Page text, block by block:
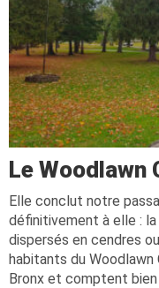
Le Woodlawn
Elle conclut notre
définitivement à elle :
dispersés en cendres
habitants du
Bronx et comptent